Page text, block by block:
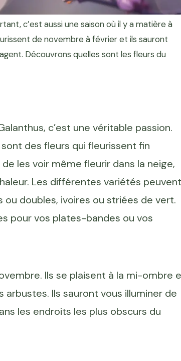
c’est aussi une saison où il y a matière à
de novembre à février et ils sauront
Découvrons quelles sont les fleurs du
c’est une véritable passion.
sont des fleurs qui fleurissent fin
les voir même fleurir dans la neige,
Les différentes variétés peuvent
doubles, ivoires ou striées de vert.
pour vos plates-bandes ou vos
Ils se plaisent à la mi-ombre
Ils sauront vous illuminer de
les endroits les plus obscurs du